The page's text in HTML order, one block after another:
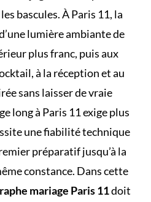
bascules. À Paris 11, la
lumière ambiante de
plus franc, puis aux
à la réception et au
sans laisser de vraie
long à Paris 11 exige plus
une fiabilité technique
préparatif jusqu’à la
constance. Dans cette
mariage Paris 11doit